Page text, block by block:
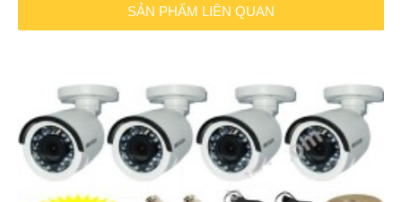
SẢN PHẨM LIÊN QUAN